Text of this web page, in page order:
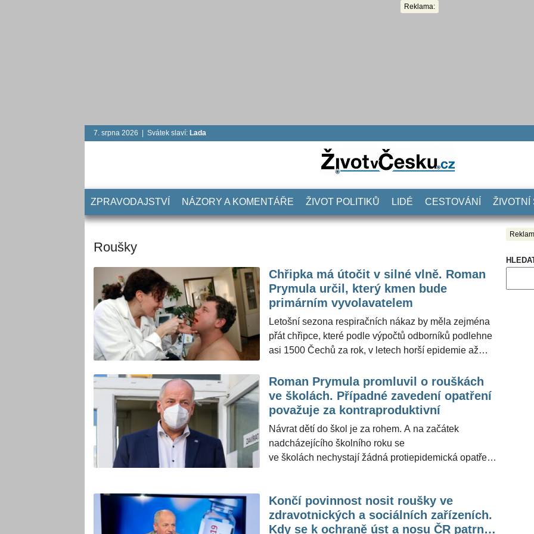
Reklama:
7. srpna 2026 | Svátek slaví: Lada
ZPRAVODAJSTVÍ NÁZORY A KOMENTÁŘE ŽIVOT POLITIKŮ LIDÉ CESTOVÁNÍ ŽIVOTNÍ
Roušky
Chřipka má útočit v silné vlně. Roman
Prymula určil, který kmen bude
primárním vyvolavatelem
Letošní sezona respiračních nákaz by měla zejména
přát chřipce, které podle výpočtů odborníků podlehne
asi 1500 Čechů za rok, v letech horší epidemie až
nad 65 let, což je proti západní Evropě asi třetina.
Informace nedávno zazněly na tiskové konferenci ke
spuštění kampaně na podporu očkování. Podle
Romana Prymuly (58) by mělo letos dojít k vyššímu
přenosu infekčního onemocnění, uvedl to pro
Roman Prymula promluvil o rouškách
ve školách. Případné zavedení opatření
považuje za kontraproduktivní
Návrat dětí do škol je za rohem. A na začátek
nadcházejícího školního roku se
ve školách nechystají žádná protiepidemická opatření
několika dny ministr školství Vladimír Balaš (63).
Nevyloučil zpřísnění v případě výrazného zhoršení
situace, například zavírání škol by podle něj ale
Končí povinnost nosit roušky ve
zdravotnických a sociálních zařízeních.
Kdy se k ochraně úst a nosu ČR patrně